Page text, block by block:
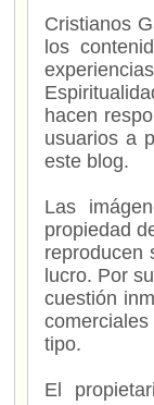
Cristianos
los
hacen
usuarios a
este blog.
Las
propiedad
reproducen
lucro. Por
cuestión
tipo.
El